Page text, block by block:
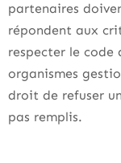
partenaires
répondent aux
respecter le code
organismes
droit de refuser
pas remplis.